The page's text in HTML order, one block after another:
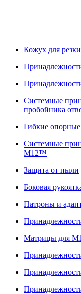
Кожух для
Системные
пробойника
Гибкие опорные
Системные
M12™
Защита от пыли
Боковая
Патроны и
Матрицы для